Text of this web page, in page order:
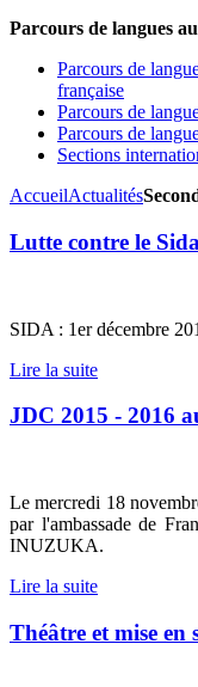
Parcours de langues
Parcours de
française
Parcours de
Parcours de
Sections
AccueilActualités
Lutte contre le
SIDA : 1er décembre
Lire la suite
JDC 2015 - 2016
Le mercredi 18
par l'ambassade de
INUZUKA.
Lire la suite
Théâtre et mise en